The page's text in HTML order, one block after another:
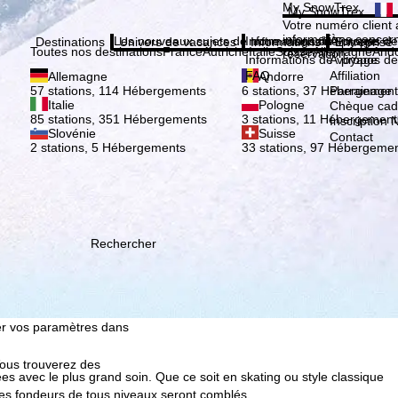
que TravelTrex
activités, à l'aide des
à la
cela, nous avons
données
comme Google ou
Si vous
à l'exécution du
vos paramètres dans
trouverez des
Inscription
My SnowTrex
My SnowTrex
Votre numéro client
informations
réservation.
Destinations
Toutes nos destinationsFranceAutricheItalieSuisseAllemagne
Allemagne
57 stations, 114 Hébergements
Andorre
6 stations, 37
Italie
85 stations, 351 Hébergements
Pologne
3 stations, 11
Slovénie
2 stations, 5 Hébergements
Suisse
33 stations, 97
Univers de vacances
Les nouveaux sujets de notre magazine
Informations
Informations de voyage
Informations de voyage
FAQ
Entreprise
À propos
À propos
Affiliation
Parrainage
Chèque
Inscription
Contact
Rechercher
avec le plus grand soin. Que ce soit en skating ou style classique
fondeurs de tous niveaux seront comblés.